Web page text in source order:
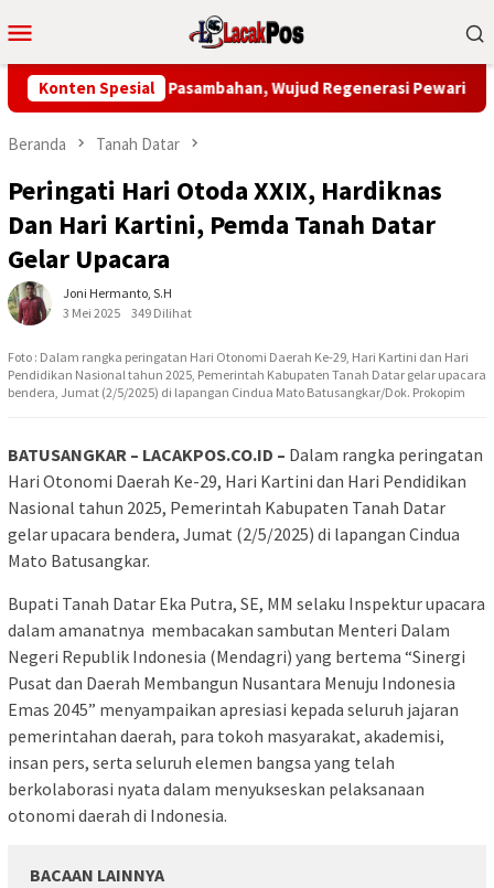
ke
Mobile
Konten Spesial
Pidato Alua Pasambahan, Wujud Regenerasi Pewaris Adat
Beranda Tanah Datar
Peringati Hari Otoda XXIX, Hardiknas
Dan Hari Kartini, Pemda Tanah Datar
Gelar Upacara
Joni Hermanto, S.H
3 Mei 2025
349 Dilihat
Foto : Dalam rangka peringatan Hari Otonomi Daerah Ke-29, Hari Kartini dan Hari
Pendidikan Nasional tahun 2025, Pemerintah Kabupaten Tanah Datar gelar upacara
bendera, Jumat (2/5/2025) di lapangan Cindua Mato Batusangkar/Dok. Prokopim
BATUSANGKAR – LACAKPOS.CO.ID – Dalam rangka peringatan
Hari Otonomi Daerah Ke-29, Hari Kartini dan Hari Pendidikan
Nasional tahun 2025, Pemerintah Kabupaten Tanah Datar
gelar upacara bendera, Jumat (2/5/2025) di lapangan Cindua
Mato Batusangkar.
Bupati Tanah Datar Eka Putra, SE, MM selaku Inspektur upacara
dalam amanatnya membacakan sambutan Menteri Dalam
Negeri Republik Indonesia (Mendagri) yang bertema “Sinergi
Pusat dan Daerah Membangun Nusantara Menuju Indonesia
Emas 2045” menyampaikan apresiasi kepada seluruh jajaran
pemerintahan daerah, para tokoh masyarakat, akademisi,
insan pers, serta seluruh elemen bangsa yang telah
berkolaborasi nyata dalam menyukseskan pelaksanaan
otonomi daerah di Indonesia.
BACAAN LAINNYA